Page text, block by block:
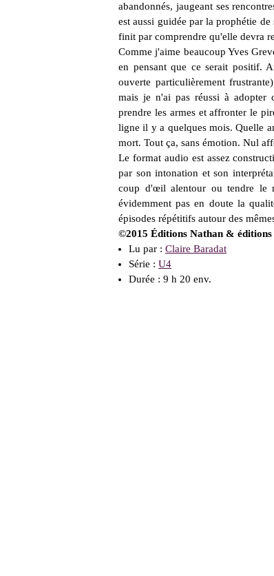
abandonnés, jaugeant ses
est aussi guidée par la prophétie
finit par comprendre qu'elle devra
Comme j'aime beaucoup Yves
en pensant que ce serait positif.
ouverte particulièrement
mais je n'ai pas réussi à adopter
prendre les armes et affronter le
ligne il y a quelques mois. Quelle
mort. Tout ça, sans émotion. Nul
Le format audio est assez
par son intonation et son
coup d'œil alentour ou tendre le
évidemment pas en doute la
épisodes répétitifs autour des
©2015 Éditions Nathan &
Lu par : Claire Baradat
Série : U4
Durée : 9 h 20 env.